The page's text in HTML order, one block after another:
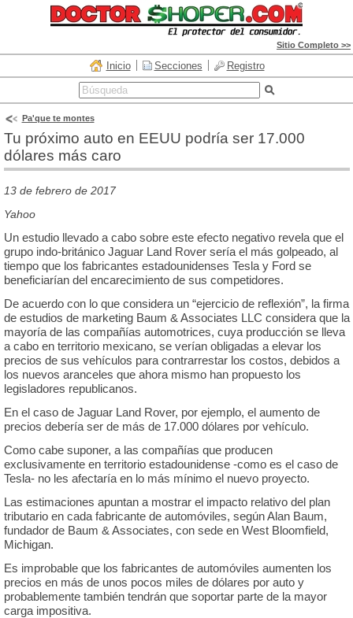
Sitio Completo >>
Inicio Secciones Registro
Pa'que te montes
Tu próximo auto en EEUU podría ser 17.000
dólares más caro
13 de febrero de 2017
Yahoo
Un estudio llevado a cabo sobre este efecto negativo revela que el
grupo indo-británico Jaguar Land Rover sería el más golpeado, al
tiempo que los fabricantes estadounidenses Tesla y Ford se
beneficiarían del encarecimiento de sus competidores.
De acuerdo con lo que considera un “ejercicio de reflexión”, la firma
de estudios de marketing Baum & Associates LLC considera que la
mayoría de las compañías automotrices, cuya producción se lleva
a cabo en territorio mexicano, se verían obligadas a elevar los
precios de sus vehículos para contrarrestar los costos, debidos a
los nuevos aranceles que ahora mismo han propuesto los
legisladores republicanos.
En el caso de Jaguar Land Rover, por ejemplo, el aumento de
precios debería ser de más de 17.000 dólares por vehículo.
Como cabe suponer, a las compañías que producen
exclusivamente en territorio estadounidense -como es el caso de
Tesla- no les afectaría en lo más mínimo el nuevo proyecto.
Las estimaciones apuntan a mostrar el impacto relativo del plan
tributario en cada fabricante de automóviles, según Alan Baum,
fundador de Baum & Associates, con sede en West Bloomfield,
Michigan.
Es improbable que los fabricantes de automóviles aumenten los
precios en más de unos pocos miles de dólares por auto y
probablemente también tendrán que soportar parte de la mayor
carga impositiva.